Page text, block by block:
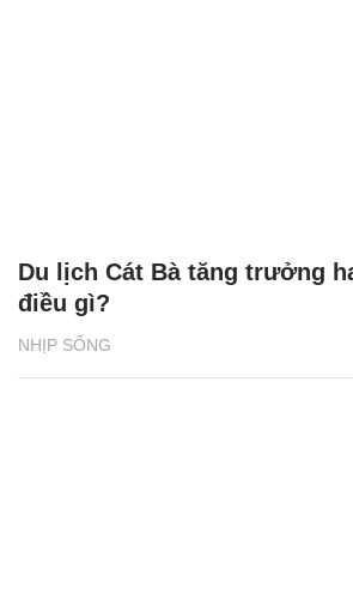
NHỊP SỐNG
Du lịch Cát Bà tăng trưởng
điều gì?